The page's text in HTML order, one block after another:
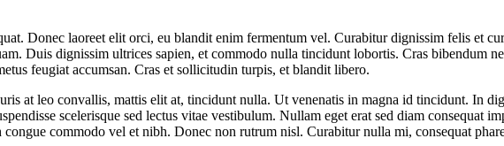
Donec laoreet elit orci, eu blandit enim fermentum vel. Curabitur dignissim felis et
Duis dignissim ultrices sapien, et commodo nulla tincidunt lobortis. Cras bibendum
feugiat accumsan. Cras et sollicitudin turpis, et blandit libero.
at leo convallis, mattis elit at, tincidunt nulla. Ut venenatis in magna id tincidunt. In
scelerisque sed lectus vitae vestibulum. Nullam eget erat sed diam consequat
commodo vel et nibh. Donec non rutrum nisl. Curabitur nulla mi, consequat